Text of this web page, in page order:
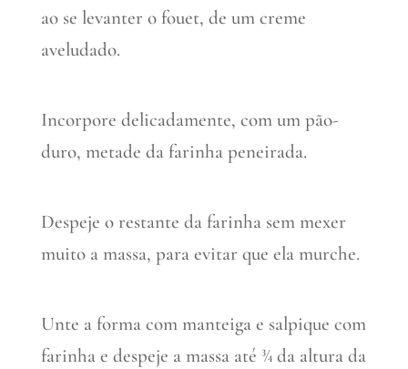
ao se levanter o fouet, de um creme
aveludado.
Incorpore delicadamente, com um pão-
duro, metade da farinha peneirada.
Despeje o restante da farinha sem mexer
muito a massa, para evitar que ela murche.
Unte a forma com manteiga e salpique com
farinha e despeje a massa até ¾ da altura da